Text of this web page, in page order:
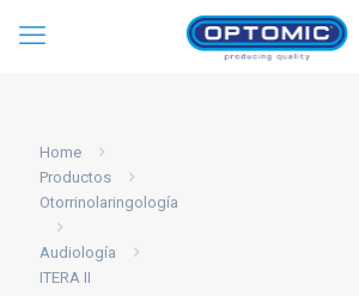
Home
Productos
Otorrinolaringología
Audiología
ITERA II